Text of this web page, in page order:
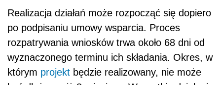
Realizacja działań może rozpocząć się dopiero
po podpisaniu umowy wsparcia. Proces
rozpatrywania wniosków trwa około 68 dni od
wyznaczonego terminu ich składania. Okres, w
którym projekt będzie realizowany, nie może